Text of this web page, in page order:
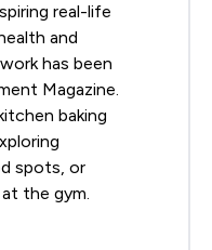
real-life
and
has been
Magazine.
baking
spots, or
the gym.